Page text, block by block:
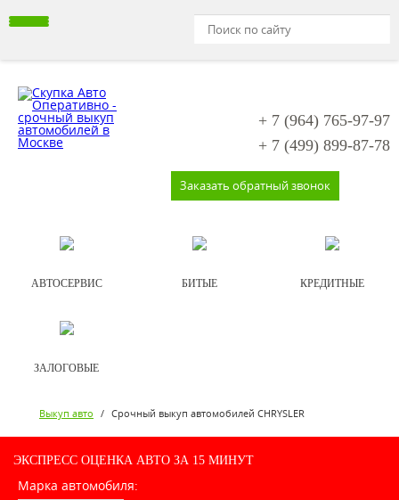
+ 7 (964) 765-97-97
+ 7 (499) 899-87-78
Заказать обратный звонок
АВТОСЕРВИС БИТЫЕ КРЕДИТНЫЕ
ЗАЛОГОВЫЕ
Выкуп авто / Срочный выкуп автомобилей CHRYSLER
ЭКСПРЕСС ОЦЕНКА АВТО ЗА 15 МИНУТ
Марка автомобиля: